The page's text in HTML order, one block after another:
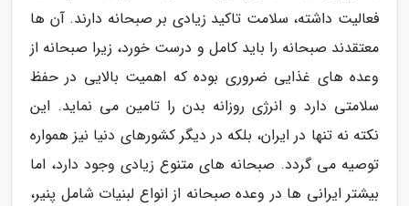
فعالیت داشته، سلامت تاکید زیادی بر صبحانه دارند. آن ها
معتقدند صبحانه را باید کامل و درست خورد، زیرا صبحانه از
وعده های غذایی ضروری بوده که اهمیت بالایی در حفظ
سلامتی دارد و انرژی روزانه بدن را تامین می نماید. این
نکته نه تنها در ایران، بلکه در دیگر کشورهای دنیا نیز همواره
توصیه می گردد. صبحانه های متنوع زیادی وجود دارد، اما
بیشتر ایرانی ها در وعده صبحانه از انواع لبنیات شامل پنیر،